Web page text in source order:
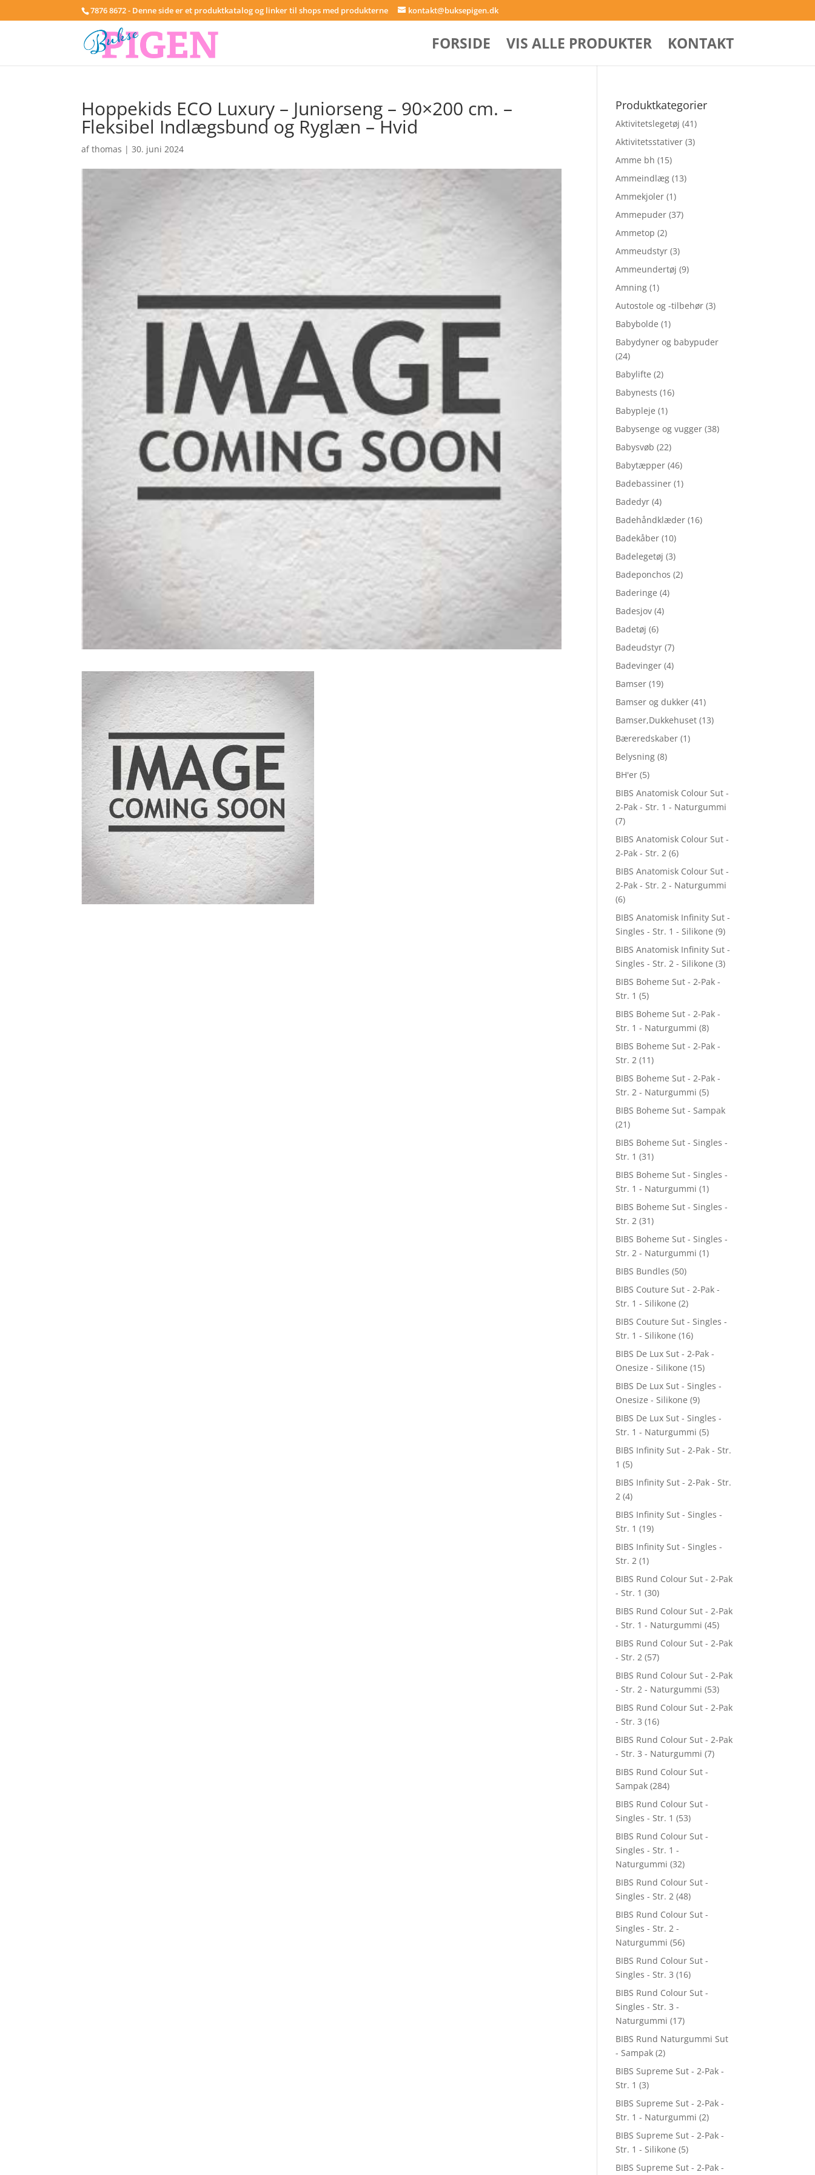
7876 8672 - Denne side er et produktkatalog og linker til shops med produkterne kontakt@buksepigen.dk
FORSIDE VIS ALLE PRODUKTER KONTAKT
Hoppekids ECO Luxury – Juniorseng – 90×200 cm. –
Fleksibel Indlægsbund og Ryglæn – Hvid
afthomas |30. juni 2024
Produktkategorier
Aktivitetslegetøj (41)
Aktivitetsstativer (3)
Amme bh (15)
Ammeindlæg (13)
Ammekjoler (1)
Ammepuder (37)
Ammetop (2)
Ammeudstyr (3)
Ammeundertøj (9)
Amning (1)
Autostole og -tilbehør (3)
Babybolde (1)
Babydyner og babypuder
(24)
Babylifte (2)
Babynests (16)
Babypleje (1)
Babysenge og vugger (38)
Babysvøb (22)
Babytæpper (46)
Badebassiner (1)
Badedyr (4)
Badehåndklæder (16)
Badekåber (10)
Badelegetøj (3)
Badeponchos (2)
Baderinge (4)
Badesjov (4)
Badetøj (6)
Badeudstyr (7)
Badevinger (4)
Bamser (19)
Bamser og dukker (41)
Bamser,Dukkehuset (13)
Bæreredskaber (1)
Belysning (8)
BH'er (5)
BIBS Anatomisk Colour Sut -
2-Pak - Str. 1 - Naturgummi
(7)
BIBS Anatomisk Colour Sut -
2-Pak - Str. 2 (6)
BIBS Anatomisk Colour Sut -
2-Pak - Str. 2 - Naturgummi
(6)
BIBS Anatomisk Infinity Sut -
Singles - Str. 1 - Silikone (9)
BIBS Anatomisk Infinity Sut -
Singles - Str. 2 - Silikone (3)
BIBS Boheme Sut - 2-Pak -
Str. 1 (5)
BIBS Boheme Sut - 2-Pak -
Str. 1 - Naturgummi (8)
BIBS Boheme Sut - 2-Pak -
Str. 2 (11)
BIBS Boheme Sut - 2-Pak -
Str. 2 - Naturgummi (5)
BIBS Boheme Sut - Sampak
(21)
BIBS Boheme Sut - Singles -
Str. 1 (31)
BIBS Boheme Sut - Singles -
Str. 1 - Naturgummi (1)
BIBS Boheme Sut - Singles -
Str. 2 (31)
BIBS Boheme Sut - Singles -
Str. 2 - Naturgummi (1)
BIBS Bundles (50)
BIBS Couture Sut - 2-Pak -
Str. 1 - Silikone (2)
BIBS Couture Sut - Singles -
Str. 1 - Silikone (16)
BIBS De Lux Sut - 2-Pak -
Onesize - Silikone (15)
BIBS De Lux Sut - Singles -
Onesize - Silikone (9)
BIBS De Lux Sut - Singles -
Str. 1 - Naturgummi (5)
BIBS Infinity Sut - 2-Pak - Str.
1 (5)
BIBS Infinity Sut - 2-Pak - Str.
2 (4)
BIBS Infinity Sut - Singles -
Str. 1 (19)
BIBS Infinity Sut - Singles -
Str. 2 (1)
BIBS Rund Colour Sut - 2-Pak
- Str. 1 (30)
BIBS Rund Colour Sut - 2-Pak
- Str. 1 - Naturgummi (45)
BIBS Rund Colour Sut - 2-Pak
- Str. 2 (57)
BIBS Rund Colour Sut - 2-Pak
- Str. 2 - Naturgummi (53)
BIBS Rund Colour Sut - 2-Pak
- Str. 3 (16)
BIBS Rund Colour Sut - 2-Pak
- Str. 3 - Naturgummi (7)
BIBS Rund Colour Sut -
Sampak (284)
BIBS Rund Colour Sut -
Singles - Str. 1 (53)
BIBS Rund Colour Sut -
Singles - Str. 1 -
Naturgummi (32)
BIBS Rund Colour Sut -
Singles - Str. 2 (48)
BIBS Rund Colour Sut -
Singles - Str. 2 -
Naturgummi (56)
BIBS Rund Colour Sut -
Singles - Str. 3 (16)
BIBS Rund Colour Sut -
Singles - Str. 3 -
Naturgummi (17)
BIBS Rund Naturgummi Sut
- Sampak (2)
BIBS Supreme Sut - 2-Pak -
Str. 1 (3)
BIBS Supreme Sut - 2-Pak -
Str. 1 - Naturgummi (2)
BIBS Supreme Sut - 2-Pak -
Str. 1 - Silikone (5)
BIBS Supreme Sut - 2-Pak -